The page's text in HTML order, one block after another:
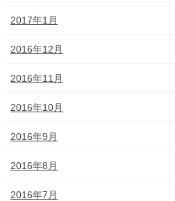
2017年1月
2016年12月
2016年11月
2016年10月
2016年9月
2016年8月
2016年7月